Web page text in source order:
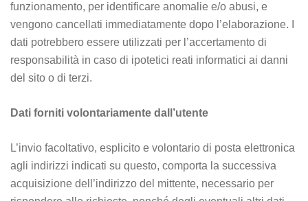
funzionamento, per identificare anomalie e/o abusi, e
vengono cancellati immediatamente dopo l’elaborazione. I
dati potrebbero essere utilizzati per l’accertamento di
responsabilità in caso di ipotetici reati informatici ai danni
del sito o di terzi.
Dati forniti volontariamente dall’utente
L’invio facoltativo, esplicito e volontario di posta elettronica
agli indirizzi indicati su questo, comporta la successiva
acquisizione dell’indirizzo del mittente, necessario per